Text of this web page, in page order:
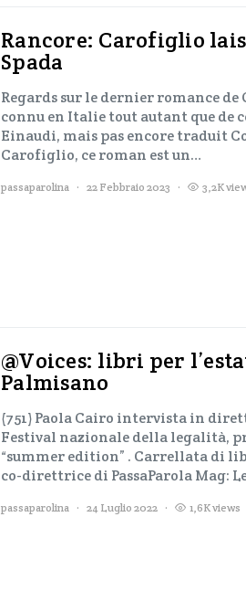
Rancore: Carofiglio
Spada
Regards sur le dernier romance
connu en Italie tout autant que de
Einaudi, mais pas encore traduit
Carofiglio, ce roman est un…
passaparolina 22 Febbraio 2023 3,2K
@Voices: libri per
Palmisano
(751) Paola Cairo intervista in
Festival nazionale della legalità,
“summer edition” . Carrellata di
co-direttrice di PassaParola Mag:
passaparolina 24 Luglio 2022 1,6K views